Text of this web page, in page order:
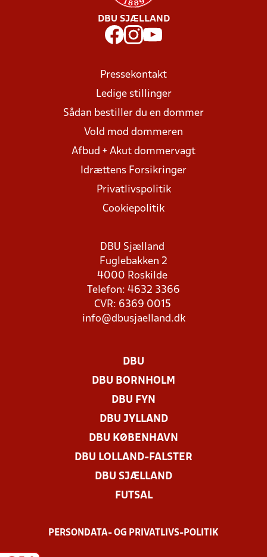
DBU SJÆLLAND
Pressekontakt
Ledige stillinger
Sådan bestiller du en dommer
Vold mod dommeren
Afbud + Akut dommervagt
Idrættens Forsikringer
Privatlivspolitik
Cookiepolitik
DBU Sjælland
Fuglebakken 2
4000 Roskilde
Telefon: 4632 3366
CVR: 6369 0015
info@dbusjaelland.dk
DBU
DBU BORNHOLM
DBU FYN
DBU JYLLAND
DBU KØBENHAVN
DBU LOLLAND-FALSTER
DBU SJÆLLAND
FUTSAL
PERSONDATA- OG PRIVATLIVS-POLITIK